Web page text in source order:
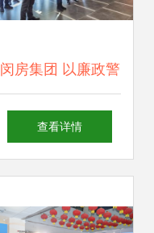
闵房集团 以廉政警
示教育为抓手，夯
务规范基础
查看详情